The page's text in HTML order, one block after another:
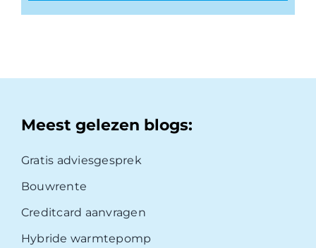
Meest gelezen blogs:
Gratis adviesgesprek
Bouwrente
Creditcard aanvragen
Hybride warmtepomp